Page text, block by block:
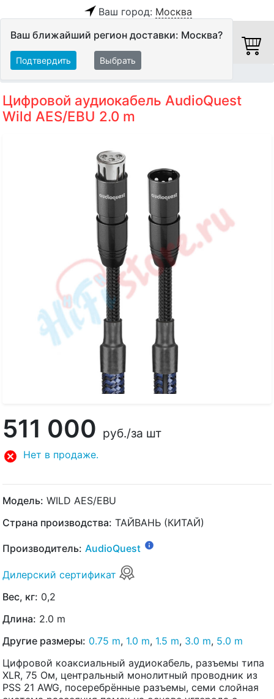
Ваш город: Москва
Ваш ближайший регион доставки: Москва?
Подтвердить Выбрать
Цифровой аудиокабель AudioQuest
Wild AES/EBU 2.0 m
511 000 руб./за шт
Нет в продаже.
Модель: WILD AES/EBU
Страна производства: ТАЙВАНЬ (КИТАЙ)
Производитель: AudioQuest
Дилерский сертификат
Вес, кг: 0,2
Длина: 2.0 m
Другие размеры: 0.75 m, 1.0 m, 1.5 m, 3.0 m, 5.0 m
Цифровой коаксиальный аудиокабель, разъемы типа
XLR, 75 Ом, центральный монолитный проводник из
PSS 21 AWG, посеребрённые разъемы, семи слойная